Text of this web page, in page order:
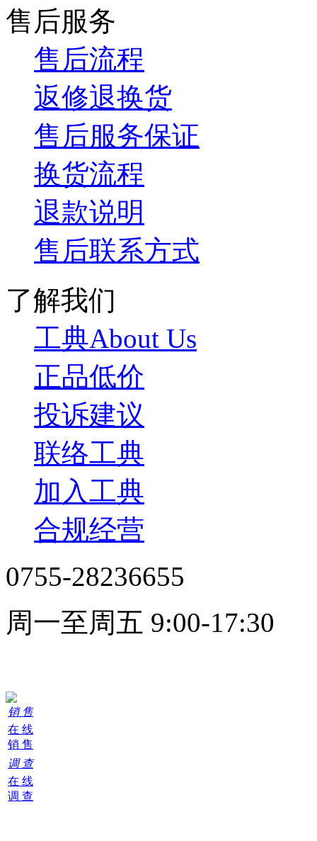
售后服务
售后流程
返修退换货
售后服务保证
换货流程
退款说明
售后联系方式
了解我们
工典About Us
正品低价
投诉建议
联络工典
加入工典
合规经营
0755-28236655
周一至周五 9:00-17:30
销 售
在 线
销 售
调 查
在 线
调 查